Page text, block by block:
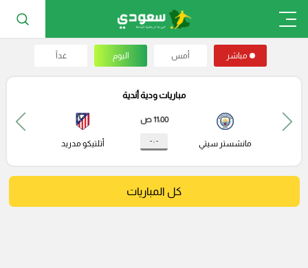
مباشر أمس اليوم غداً
مباريات ودية أندية
مانشستر سيتي
11:00 ص
- : - أتلتيكو مدريد
كل المباريات